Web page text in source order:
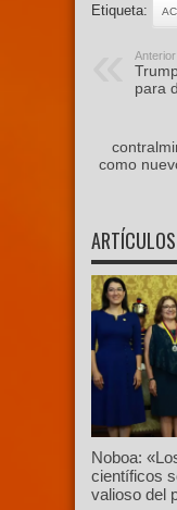
Etiqueta:
Anterior:
para
como
Noboa:
científicos
valioso del